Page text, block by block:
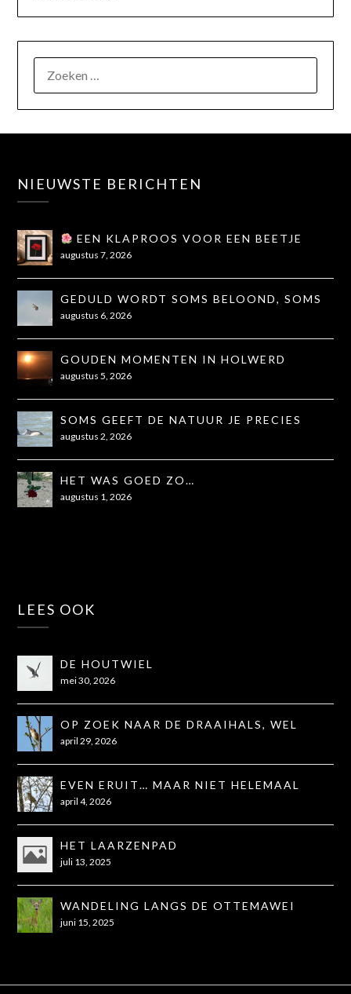
NIEUWSTE BERICHTEN
EEN KLAPROOS VOOR EEN BEETJE
TROOST
augustus 7, 2026
GEDULD WORDT SOMS BELOOND, SOMS
OOK NIET...
augustus 6, 2026
GOUDEN MOMENTEN IN HOLWERD
augustus 5, 2026
SOMS GEEFT DE NATUUR JE PRECIES
WAT JE NODIG HEBT
augustus 2, 2026
HET WAS GOED ZO…
augustus 1, 2026
LEES OOK
DE HOUTWIEL
mei 30, 2026
OP ZOEK NAAR DE DRAAIHALS, WEL
GEZIEN, NIET OP DE FOTO
april 29, 2026
EVEN ERUIT… MAAR NIET HELEMAAL
ZOALS GEHOOPT
april 4, 2026
HET LAARZENPAD
juli 13, 2025
WANDELING LANGS DE OTTEMAWEI
juni 15, 2025